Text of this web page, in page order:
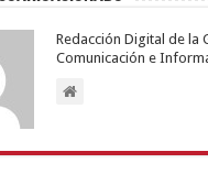
Redacción Digital de la
Comunicación e